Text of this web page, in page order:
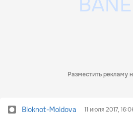
Разместить рекламу
Bloknot-Moldova 11 июля 2017,